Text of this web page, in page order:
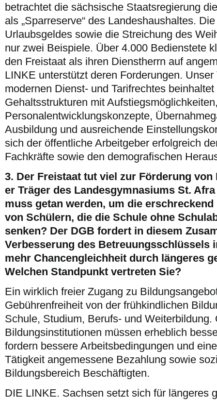
betrachtet die sächsische Staatsregierung
als „Sparreserve“ des Landeshaushaltes.
Urlaubsgeldes sowie die Streichung des
nur zwei Beispiele. Über 4.000 Bedienstete
den Freistaat als ihren Dienstherrn auf
LINKE unterstützt deren Forderungen.
modernen Dienst- und Tarifrechtes
Gehaltsstrukturen mit
Personalentwicklungskonzepte,
Ausbildung und ausreichende
sich der öffentliche Arbeitgeber erfolgreich
Fachkräfte sowie den demografischen
3. Der Freistaat tut viel zur Förderung
er Träger des Landesgymnasiums St.
muss getan werden, um die erschreckend
von Schülern, die die Schule ohne
senken? Der DGB fordert in diesem
Verbesserung des Betreuungsschlüssels
mehr Chancengleichheit durch längeres
Welchen Standpunkt vertreten Sie?
Ein wirklich freier Zugang zu
Gebührenfreiheit von der frühkindlichen
Schule, Studium, Berufs- und Weiterbildung.
Bildungsinstitutionen müssen erheblich
fordern bessere Arbeitsbedingungen und
Tätigkeit angemessene Bezahlung sowie
Bildungsbereich Beschäftigten.
DIE LINKE. Sachsen setzt sich für längeres